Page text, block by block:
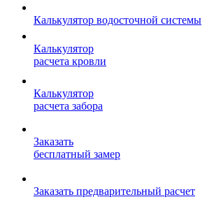
Калькулятор водосточной системы
Калькулятор
расчета кровли
Калькулятор
расчета забора
Заказать
бесплатный замер
Заказать предварительный расчет